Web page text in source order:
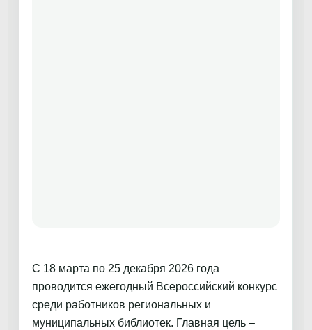
С 18 марта по 25 декабря 2026 года
проводится ежегодный Всероссийский конкурс
среди работников региональных и
муниципальных библиотек. Главная цель –